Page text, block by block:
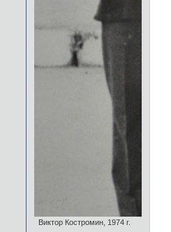
Виктор Костромин, 1974 г.